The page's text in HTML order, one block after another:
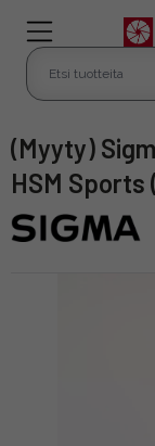
(Myyty) Sigma 150-600mm f/5-6.3 DG OS
HSM